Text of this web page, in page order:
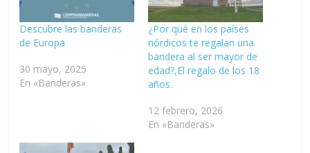
Descubre las banderas
de Europa
30 mayo, 2025
En «Banderas»
¿Por qué en los países
nórdicos te regalan una
bandera al ser mayor de
edad?,El regalo de los 18
años.
12 febrero, 2026
En «Banderas»